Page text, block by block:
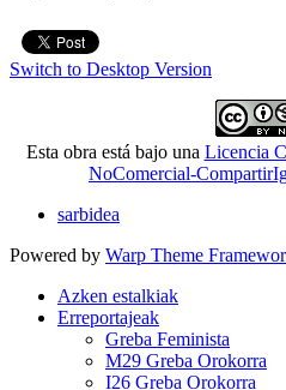
Switch to Desktop Version
Esta obra está bajo una Licencia
NoComercial-
sarbidea
Powered by Warp Theme
Azken estalkiak
Erreportajeak
Greba Feminista
M29 Greba Orokorra
I26 Greba Orokorra